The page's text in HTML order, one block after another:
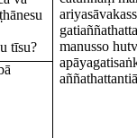
manusso
aññathatta
tīsu?